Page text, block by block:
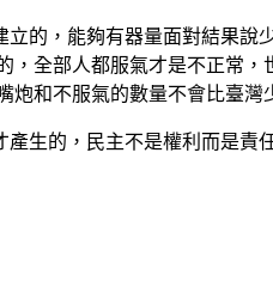
，能夠有器量面對結果說
全部人都服氣才是不正常
和不服氣的數量不會比臺灣
的，民主不是權利而是責